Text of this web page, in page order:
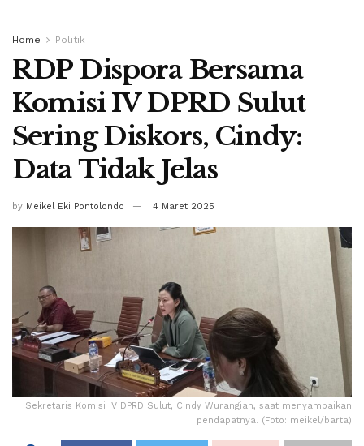
Home Politik
RDP Dispora Bersama
Komisi IV DPRD Sulut
Sering Diskors, Cindy:
Data Tidak Jelas
by Meikel Eki Pontolondo 4 Maret 2025
Sekretaris Komisi IV DPRD Sulut, Cindy Wurangian, saat menyampaikan
pendapatnya. (Foto: meikel/barta)